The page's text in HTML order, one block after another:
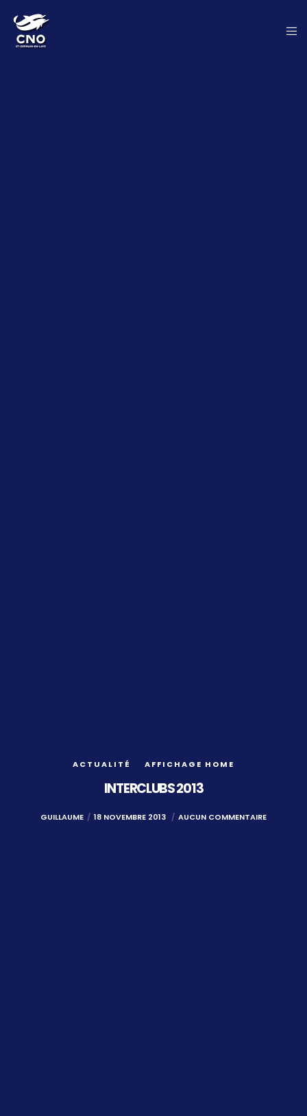
ACTUALITÉ AFFICHAGE HOME
INTERCLUBS 2013
GUILLAUME 18 NOVEMBRE 2013 AUCUN COMMENTAIRE